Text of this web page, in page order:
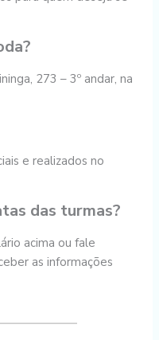
273 – 3º andar, na
e realizados no
das turmas?
acima ou fale
as informações